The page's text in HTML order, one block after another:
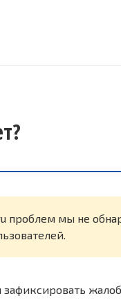
проблем мы не